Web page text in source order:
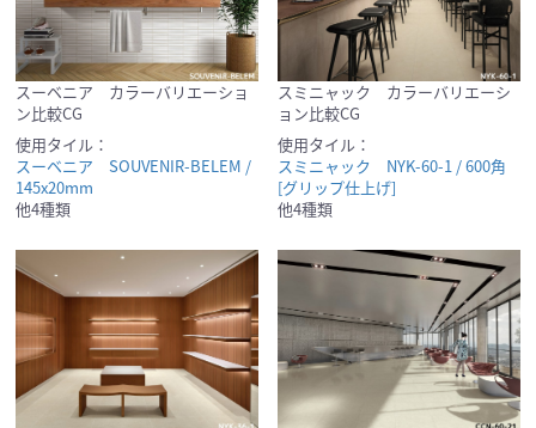
スーベニア カラーバリエーショ
ン比較CG
使用タイル：
スーベニア SOUVENIR-BELEM /
145x20mm
他4種類
スミニャック カラーバリエーシ
ョン比較CG
使用タイル：
スミニャック NYK-60-1 / 600角
[グリップ仕上げ]
他4種類